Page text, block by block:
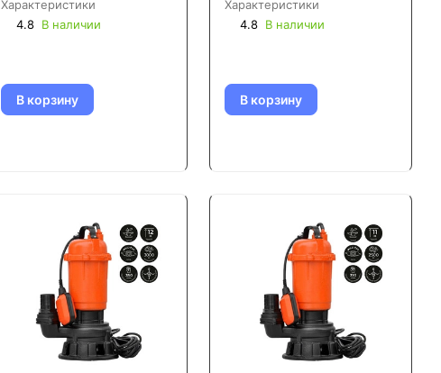
Характеристики
4.8 В наличии
В корзину
Характеристики
4.8 В наличии
В корзину